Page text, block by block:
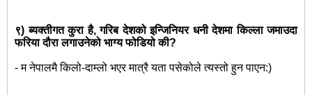
९) ब्यक्तीगत कुरा है, गरिब देशको इन्जिनियर धनी देशमा किल्ला जमाउदा
फरिया दौरा लगाउनेको भाग्य फोडियो की?
- म नेपालमै किलो-दाम्लो भएर मात्रै यता पसेकोले त्यस्तो हुन पाएन:)